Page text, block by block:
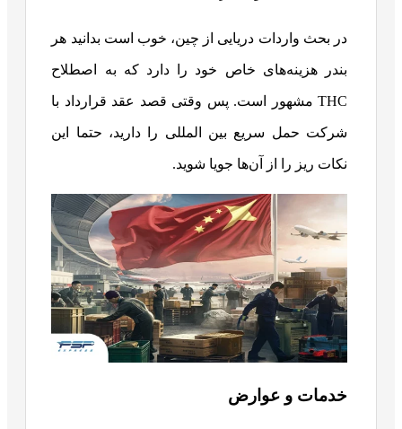
در بحث واردات دریایی از چین، خوب است بدانید هر
بندر هزینه‌های خاص خود را دارد که به اصطلاح
THC مشهور است. پس وقتی قصد عقد قرارداد با
شرکت حمل سریع بین المللی را دارید، حتما این
نکات ریز را از آن‌ها جویا شوید.
خدمات و عوارض